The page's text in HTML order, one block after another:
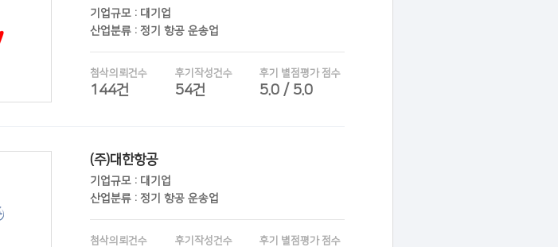
기업규모 : 대기업
산업분류 : 정기 항공 운송업
첨삭의뢰건수
144건
후기작성건수
54건
후기 별점평가 점수
5.0 / 5.0
(주)대한항공
기업규모 : 대기업
산업분류 : 정기 항공 운송업
첨삭의뢰건수 후기작성건수 후기 별점평가 점수